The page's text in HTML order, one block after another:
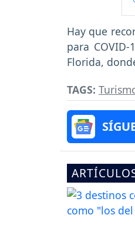
Hay que
para
Florida,
TAGS: